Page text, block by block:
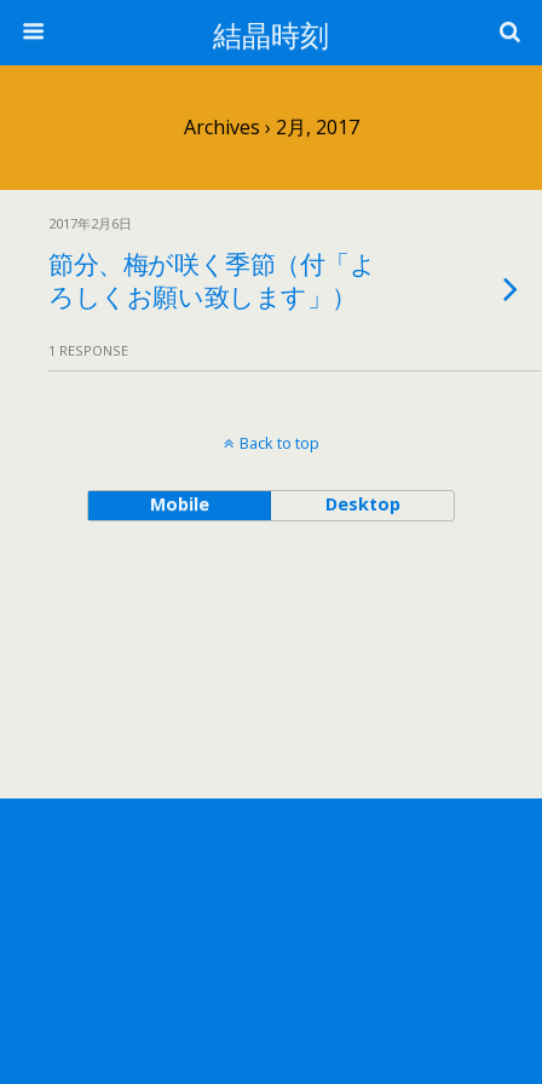
結晶時刻
Archives › 2月, 2017
2017年2月6日
節分、梅が咲く季節（付「よ
ろしくお願い致します」）
1 RESPONSE
Back to top
Mobile Desktop